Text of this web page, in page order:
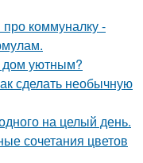
коммуналку -
дом уютным?
сделать необычную
на целый день.
сочетания цветов